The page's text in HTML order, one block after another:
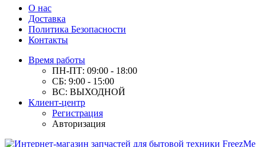
О нас
Доставка
Политика Безопасности
Контакты
Время работы
ПН-ПТ: 09:00 - 18:00
СБ: 9:00 - 15:00
ВС: ВЫХОДНОЙ
Клиент-центр
Регистрация
Авторизация